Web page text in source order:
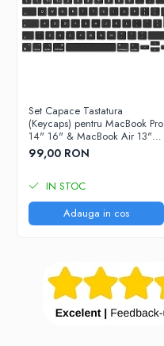
iPhone 13 Pro Max
iPhone 13 Pro
iPhone 12 Pro Max
iPhone 12 Pro
iPhone 12
iPhone 12 mini
iPhone 11 Pro Max
iPhone 11 Pro
iPhone XS Max
iPhone XS
Set Capace Tastatura
(Keycaps) pentru MacBook Pro
14" 16" & MacBook Air 13"
15" – Modele 2021–2024 -
Layout UK
99,00 RON
IN STOC
Adauga in cos